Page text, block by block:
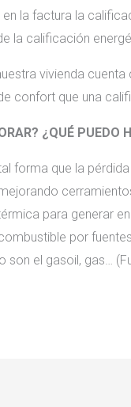
la factura la
la calificación
vivienda
confort que una
¿QUÉ PUEDO
forma que la
para generar
por
son el gasoil, gas…